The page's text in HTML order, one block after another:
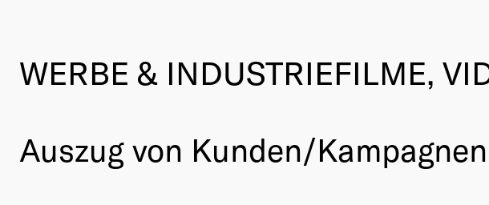
WERBE & INDUSTRIEFILME,
Auszug von Kunden/